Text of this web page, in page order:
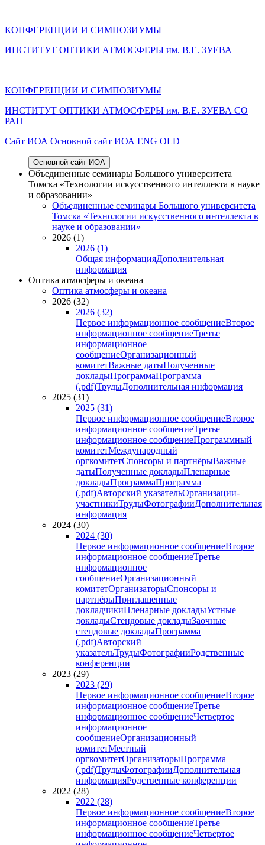
КОНФЕРЕНЦИИ И СИМПОЗИУМЫ
ИНСТИТУТ ОПТИКИ АТМОСФЕРЫ им. В.Е. ЗУЕВА
КОНФЕРЕНЦИИ И СИМПОЗИУМЫ
ИНСТИТУТ ОПТИКИ АТМОСФЕРЫ им. В.Е. ЗУЕВА СО
РАН
Cайт ИОА Основной сайт ИОА ENG OLD
Основной сайт ИОА
Объединенные семинары Большого университета
Томска «Технологии искусственного интеллекта в науке
и образовании»
Объединенные семинары Большого университета
Томска «Технологии искусственного интеллекта в
науке и образовании»
2026 (1)
2026 (1)
Общая информацияДополнительная
информация
Оптика атмосферы и океана
Оптика атмосферы и океана
2026 (32)
2026 (32)
Первое информационное сообщениеВторое
информационное сообщениеТретье
информационное
сообщениеОрганизационный
комитетВажные датыПолученные
докладыПрограммаПрограмма
(.pdf)ТрудыДополнительная информация
2025 (31)
2025 (31)
Первое информационное сообщениеВторое
информационное сообщениеТретье
информационное сообщениеПрограммный
комитетМеждународный
оргкомитетСпонсоры и партнёрыВажные
датыПолученные докладыПленарные
докладыПрограммаПрограмма
(.pdf)Авторский указательОрганизации-
участникиТрудыФотографииДополнительная
информация
2024 (30)
2024 (30)
Первое информационное сообщениеВторое
информационное сообщениеТретье
информационное
сообщениеОрганизационный
комитетОрганизаторыСпонсоры и
партнёрыПриглашенные
докладчикиПленарные докладыУстные
докладыСтендовые докладыЗаочные
стендовые докладыПрограмма
(.pdf)Авторский
указательТрудыФотографииРодственные
конференции
2023 (29)
2023 (29)
Первое информационное сообщениеВторое
информационное сообщениеТретье
информационное сообщениеЧетвертое
информационное
сообщениеОрганизационный
комитетМестный
оргкомитетОрганизаторыПрограмма
(.pdf)ТрудыФотографииДополнительная
информацияРодственные конференции
2022 (28)
2022 (28)
Первое информационное сообщениеВторое
информационное сообщениеТретье
информационное сообщениеЧетвертое